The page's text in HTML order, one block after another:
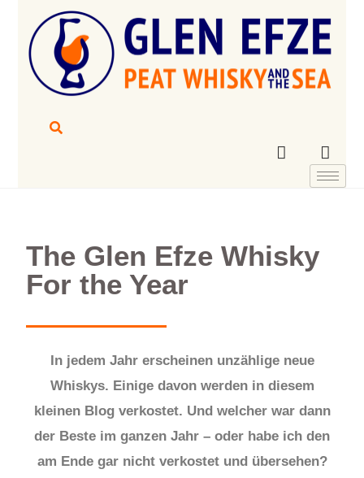
The Glen Efze Whisky
For the Year
In jedem Jahr erscheinen unzählige neue
Whiskys. Einige davon werden in diesem
kleinen Blog verkostet. Und welcher war dann
der Beste im ganzen Jahr – oder habe ich den
am Ende gar nicht verkostet und übersehen?